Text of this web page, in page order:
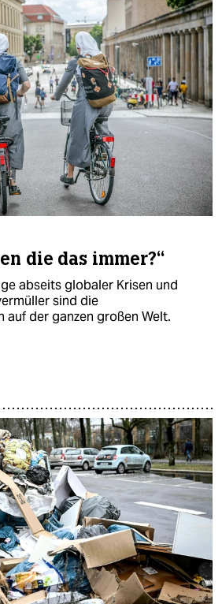
die das immer?“
abseits globaler Krisen und
sind die
der ganzen großen Welt.